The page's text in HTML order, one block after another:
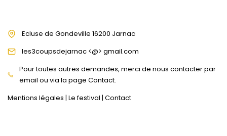
Ecluse de Gondeville 16200 Jarnac
les3coupsdejarnac <@> gmail.com
Pour toutes autres demandes, merci de nous contacter par
email ou via la page Contact.
Mentions légales | Le festival | Contact